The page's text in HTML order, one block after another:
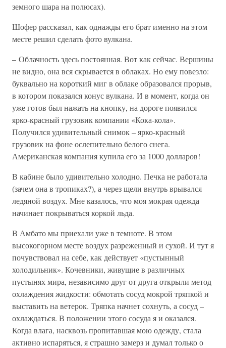
земного шара на полюсах).
Шофер рассказал, как однажды его брат именно на этом
месте решил сделать фото вулкана.
– Облачность здесь постоянная. Вот как сейчас. Вершины
не видно, она вся скрывается в облаках. Но ему повезло:
буквально на короткий миг в облаке образовался прорыв,
в котором показался конус вулкана. И в момент, когда он
уже готов был нажать на кнопку, на дороге появился
ярко-красный грузовик компании «Кока-кола».
Получился удивительный снимок – ярко-красный
грузовик на фоне ослепительно белого снега.
Американская компания купила его за 1000 долларов!
В кабине было удивительно холодно. Печка не работала
(зачем она в тропиках?), а через щели внутрь врывался
ледяной воздух. Мне казалось, что моя мокрая одежда
начинает покрываться коркой льда.
В Амбато мы приехали уже в темноте. В этом
высокогорном месте воздух разреженный и сухой. И тут я
почувствовал на себе, как действует «пустынный
холодильник». Кочевники, живущие в различных
пустынях мира, независимо друг от друга открыли метод
охлаждения жидкости: обмотать сосуд мокрой тряпкой и
выставить на ветерок. Тряпка начнет сохнуть, а сосуд –
охлаждаться. В положении этого сосуда я и оказался.
Когда влага, насквозь пропитавшая мою одежду, стала
активно испаряться, я страшно замерз и думал только о